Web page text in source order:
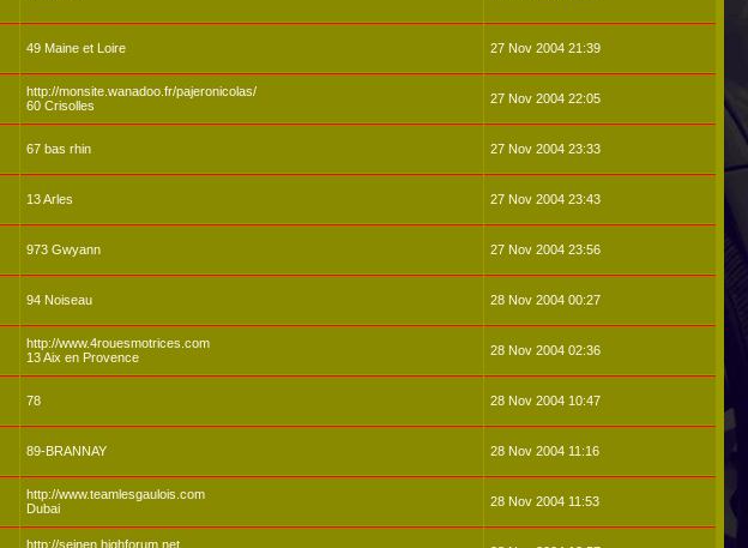
49 Maine et Loire 27 Nov 2004 21:39
http://monsite.wanadoo.fr/pajeronicolas/
60 Crisolles
27 Nov 2004 22:05
67 bas rhin 27 Nov 2004 23:33
13 Arles 27 Nov 2004 23:43
973 Gwyann 27 Nov 2004 23:56
94 Noiseau 28 Nov 2004 00:27
http://www.4rouesmotrices.com
13 Aix en Provence
28 Nov 2004 02:36
78 28 Nov 2004 10:47
89-BRANNAY 28 Nov 2004 11:16
http://www.teamlesgaulois.com
Dubai
28 Nov 2004 11:53
http://seinen.highforum.net